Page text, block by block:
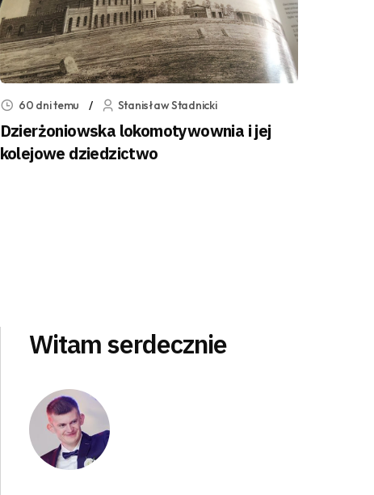
60 dni temu Stanisław Stadnicki
Dzierżoniowska lokomotywownia i jej
kolejowe dziedzictwo
Witam serdecznie